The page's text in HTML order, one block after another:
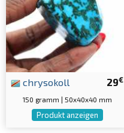
29€
chrysokoll
150 gramm | 50x40x40 mm
Produkt anzeigen